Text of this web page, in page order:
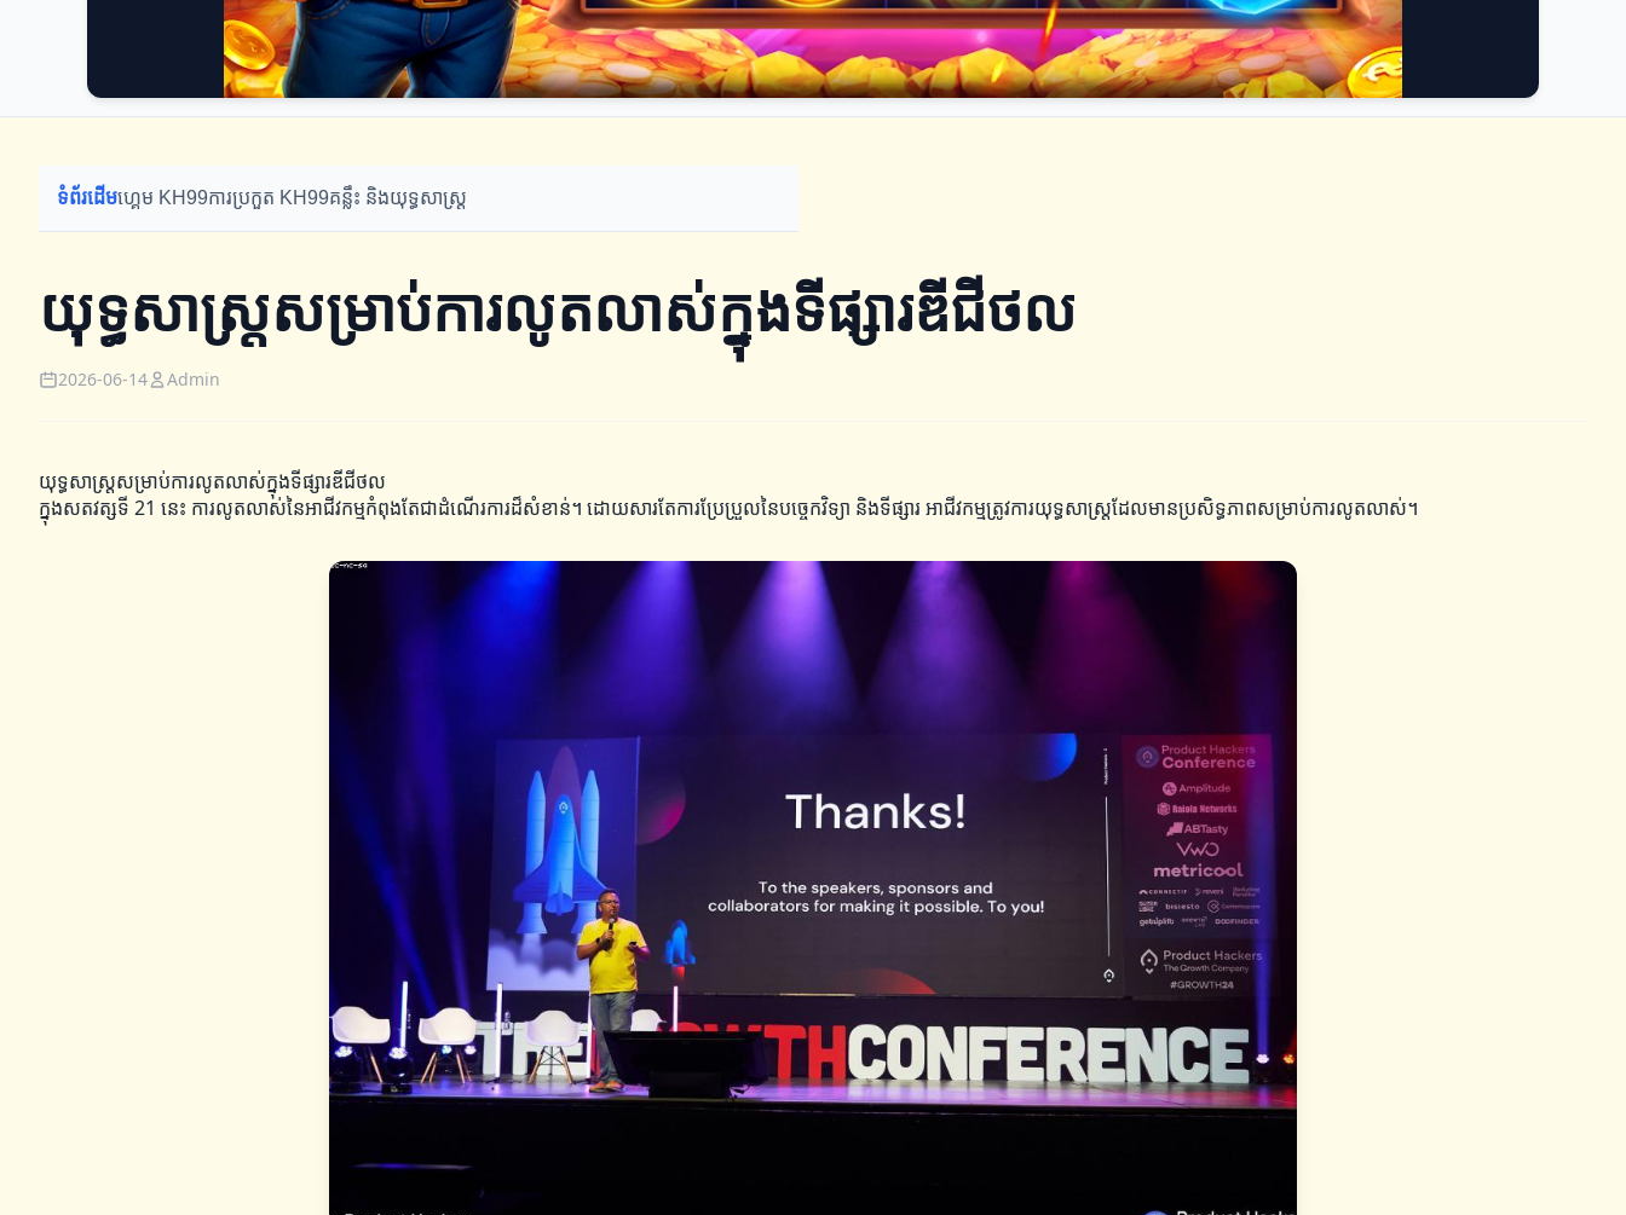
ទំព័រដើមហ្គេម KH99ការប្រកួត KH99គន្លឹះ និងយុទ្ធសាស្ត្រ
យុទ្ធសាស្ត្រសម្រាប់ការលូតលាស់ក្នុងទីផ្សារឌីជីថល
2026-06-14 Admin
យុទ្ធសាស្ត្រសម្រាប់ការលូតលាស់ក្នុងទីផ្សារឌីជីថល
ក្នុងសតវត្សទី 21 នេះ ការលូតលាស់នៃអាជីវកម្មកំពុងតែជាដំណើរការដ៏សំខាន់។ ដោយសារតែការប្រែប្រួលនៃបច្ចេកវិទ្យា និងទីផ្សារ អាជីវកម្មត្រូវការយុទ្ធសាស្ត្រដែលមានប្រសិទ្ធភាពសម្រាប់ការលូតលាស់។